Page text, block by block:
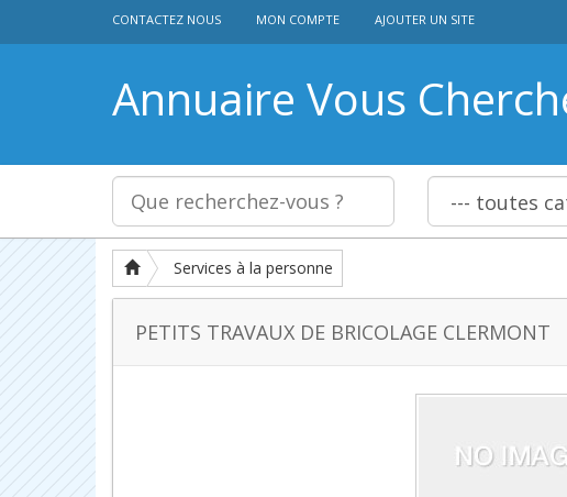
CONTACTEZ NOUS MON COMPTE AJOUTER UN SITE
Annuaire Vous
Services à la personne
PETITS TRAVAUX DE BRICOLAGE CLERMONT